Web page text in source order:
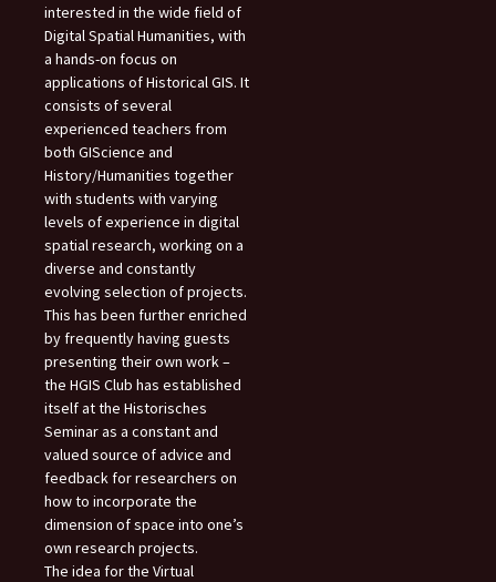
interested in the wide field of
Digital Spatial Humanities, with
a hands-on focus on
applications of Historical GIS. It
consists of several
experienced teachers from
both GIScience and
History/Humanities together
with students with varying
levels of experience in digital
spatial research, working on a
diverse and constantly
evolving selection of projects.
This has been further enriched
by frequently having guests
presenting their own work –
the HGIS Club has established
itself at the Historisches
Seminar as a constant and
valued source of advice and
feedback for researchers on
how to incorporate the
dimension of space into one’s
own research projects.
The idea for the Virtual